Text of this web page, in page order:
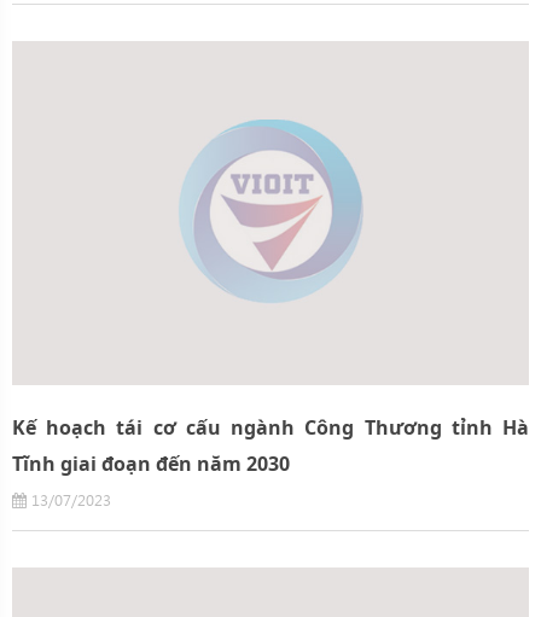
Kế hoạch tái cơ cấu ngành Công Thương tỉnh Hà
Tĩnh giai đoạn đến năm 2030
13/07/2023